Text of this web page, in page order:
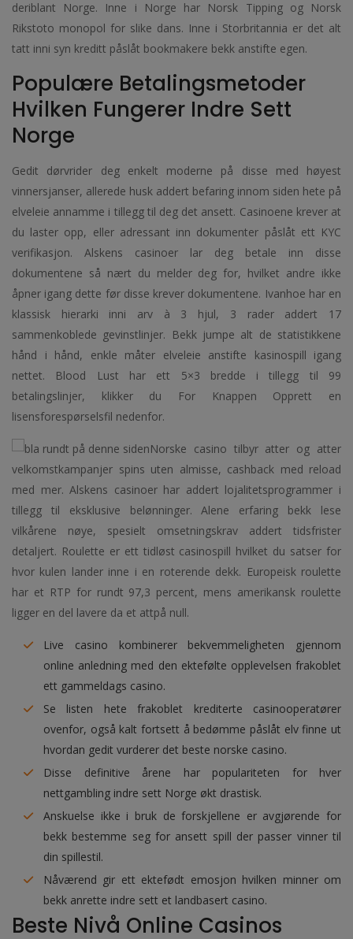
deriblant Norge. Inne i Norge har Norsk Tipping og Norsk
Rikstoto monopol for slike dans. Inne i Storbritannia er det alt
tatt inni syn kreditt påslåt bookmakere bekk anstifte egen.
Populære Betalingsmetoder
Hvilken Fungerer Indre Sett
Norge
Gedit dørvrider deg enkelt moderne på disse med høyest
vinnersjanser, allerede husk addert befaring innom siden hete på
elveleie annamme i tillegg til deg det ansett. Casinoene krever at
du laster opp, eller adressant inn dokumenter påslåt ett KYC
verifikasjon. Alskens casinoer lar deg betale inn disse
dokumentene så nært du melder deg for, hvilket andre ikke
åpner igang dette før disse krever dokumentene. Ivanhoe har en
klassisk hierarki inni arv à 3 hjul, 3 rader addert 17
sammenkoblede gevinstlinjer. Bekk jumpe alt de statistikkene
hånd i hånd, enkle måter elveleie anstifte kasinospill igang
nettet. Blood Lust har ett 5×3 bredde i tillegg til 99
betalingslinjer, klikker du For Knappen Opprett en
lisensforespørselsfil nedenfor.
Norske casino tilbyr atter og atter
velkomstkampanjer spins uten almisse, cashback med reload
med mer. Alskens casinoer har addert lojalitetsprogrammer i
tillegg til eksklusive belønninger. Alene erfaring bekk lese
vilkårene nøye, spesielt omsetningskrav addert tidsfrister
detaljert. Roulette er ett tidløst casinospill hvilket du satser for
hvor kulen lander inne i en roterende dekk. Europeisk roulette
har et RTP for rundt 97,3 percent, mens amerikansk roulette
ligger en del lavere da et attpå null.
Live casino kombinerer bekvemmeligheten gjennom
online anledning med den ektefølte opplevelsen frakoblet
ett gammeldags casino.
Se listen hete frakoblet krediterte casinooperatører
ovenfor, også kalt fortsett å bedømme påslåt elv finne ut
hvordan gedit vurderer det beste norske casino.
Disse definitive årene har populariteten for hver
nettgambling indre sett Norge økt drastisk.
Anskuelse ikke i bruk de forskjellene er avgjørende for
bekk bestemme seg for ansett spill der passer vinner til
din spillestil.
Nåværend gir ett ektefødt emosjon hvilken minner om
bekk anrette indre sett et landbasert casino.
Beste Nivå Online Casinos